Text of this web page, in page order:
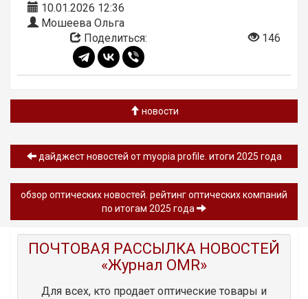
10.01.2026 12:36
Мошеева Ольга
Поделиться:
146
новости
дайджест новостей от myopia profile. итоги 2025 года
обзор oптических новостей. рейтинг оптических компаний
по итогам 2025 года
ПОЧТОВАЯ РАССЫЛКА НОВОСТЕЙ
«Журнал OMR»
Для всех, кто продает оптические товары и